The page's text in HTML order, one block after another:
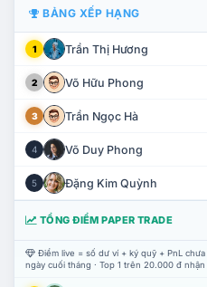
BẢNG XẾP HẠNG
1 Trần Thị Hương
2 Võ Hữu Phong
3 Trần Ngọc Hà
4 Võ Duy Phong
5 Đặng Kim Quỳnh
TỔNG ĐIỂM PAPER TRADE
Điểm live = số dư ví + ký quỹ + PnL chưa
ngày cuối tháng · Top 1 trên 20.000 đ nhận